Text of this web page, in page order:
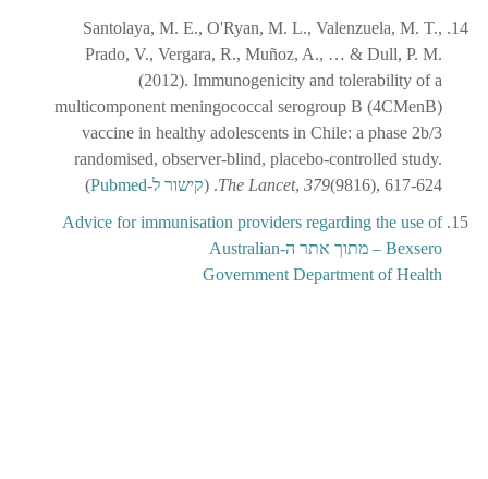
Santolaya, M. E., O'Ryan, M. L., Valenzuela, M. T.,
Prado, V., Vergara, R., Muñoz, A., … & Dull, P. M.
(2012). Immunogenicity and tolerability of a
multicomponent meningococcal serogroup B (4CMenB)
vaccine in healthy adolescents in Chile: a phase 2b/3
randomised, observer-blind, placebo-controlled study.
The Lancet, 379(9816), 617-624. ( קישור ל-Pubmed
)
Advice for immunisation providers regarding the use of
Bexsero – מתוך אתר ה-Australian
Government Department of Health